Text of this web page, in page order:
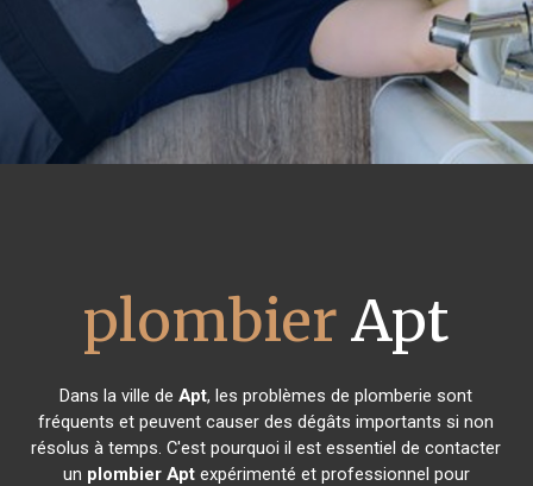
plombier Apt
Dans la ville deApt, les problèmes de plomberie sont
fréquents et peuvent causer des dégâts importants si non
résolus à temps. C'est pourquoi il est essentiel de contacter
un plombier Aptexpérimenté et professionnel pour